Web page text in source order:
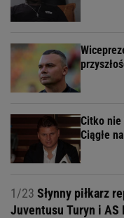
Citko nie
Ciągłe
1/23 Słynny piłkarz
Juventusu Turyn i AS